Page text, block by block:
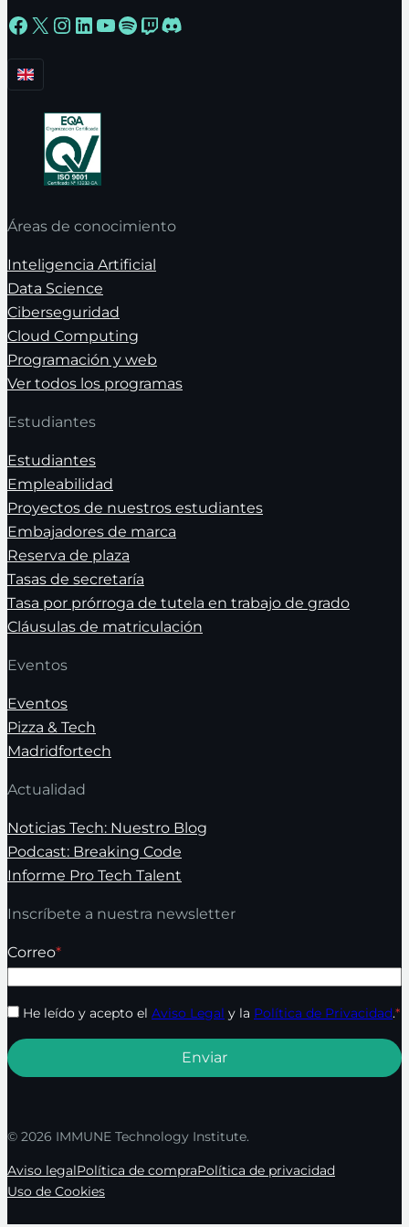
Facebook
X Instagram
LinkedIn
YouTube
Spotify
Twitch
Discord
Áreas de conocimiento
Inteligencia Artificial
Data Science
Ciberseguridad
Cloud Computing
Programación y web
Ver todos los programas
Estudiantes
Estudiantes
Empleabilidad
Proyectos de nuestros estudiantes
Embajadores de marca
Reserva de plaza
Tasas de secretaría
Tasa por prórroga de tutela en trabajo de grado
Cláusulas de matriculación
Eventos
Eventos
Pizza & Tech
Madridfortech
Actualidad
Noticias Tech: Nuestro Blog
Podcast: Breaking Code
Informe Pro Tech Talent
Inscríbete a nuestra newsletter
Correo*
He leído y acepto el Aviso Legal y la Política de Privacidad.*
© 2026 IMMUNE Technology Institute.
Aviso legalPolítica de compraPolítica de privacidad
Uso de Cookies